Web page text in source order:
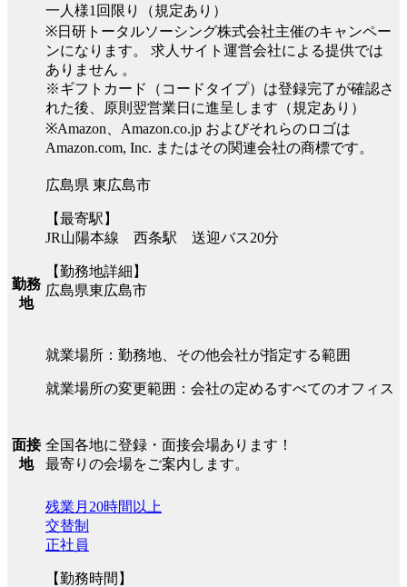
一人様1回限り（規定あり）
※日研トータルソーシング株式会社主催のキャンペー
ンになります。 求人サイト運営会社による提供では
ありません 。
※ギフトカード（コードタイプ）は登録完了が確認さ
れた後、原則翌営業日に進呈します（規定あり）
※Amazon、Amazon.co.jp およびそれらのロゴは
Amazon.com, Inc. またはその関連会社の商標です。
勤務
地
広島県 東広島市
【最寄駅】
JR山陽本線 西条駅 送迎バス20分
【勤務地詳細】
広島県東広島市
就業場所：勤務地、その他会社が指定する範囲
就業場所の変更範囲：会社の定めるすべてのオフィス
面接
地
全国各地に登録・面接会場あります！
最寄りの会場をご案内します。
残業月20時間以上
交替制
正社員
【勤務時間】